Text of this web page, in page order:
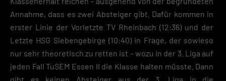
Annahme, dass es zwei Absteiger gibt. Dafür kommen in
erster Linie der Vorletzte TV Rheinbach (12:36) und der
Letzte HSG Siebengebirge (10:40) in Frage, der sowieso
nur sehr theoretisch zu retten ist – wozu in der 3. Liga auf
jeden Fall TuSEM Essen II die Klasse halten müsste. Dann